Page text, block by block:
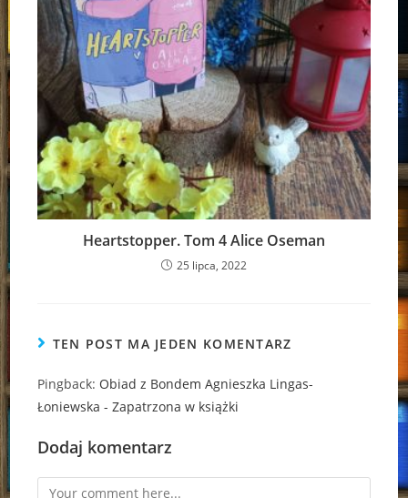
Heartstopper. Tom 4 Alice Oseman
25 lipca, 2022
TEN POST MA JEDEN KOMENTARZ
Pingback: Obiad z Bondem Agnieszka Lingas-
Łoniewska - Zapatrzona w książki
Dodaj komentarz
Comment